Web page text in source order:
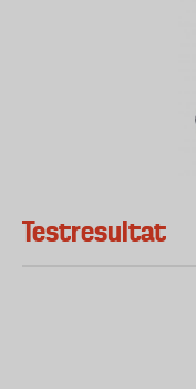
Testresultat